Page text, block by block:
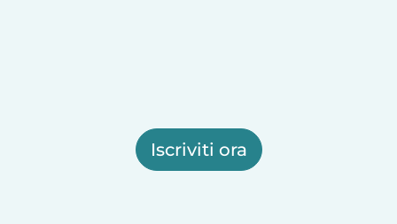
Iscriviti ora